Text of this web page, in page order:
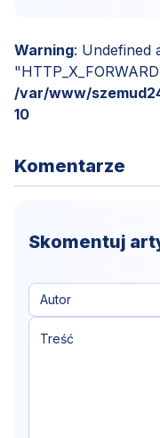
Warning: Undefined
/var/www/
10
Komentarze
Skomentuj